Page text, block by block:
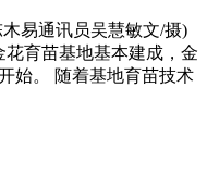
易通讯员吴慧敏文/摄)
育苗基地基本建成，金
始。 随着基地育苗技术